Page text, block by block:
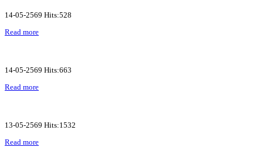
14-05-2569 Hits:528
Read more
14-05-2569 Hits:663
Read more
13-05-2569 Hits:1532
Read more